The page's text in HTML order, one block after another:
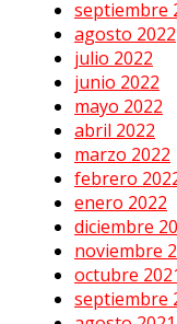
septiembre
agosto 2022
julio 2022
junio 2022
mayo 2022
abril 2022
marzo 2022
febrero
enero 2022
diciembre
noviembre
octubre
septiembre